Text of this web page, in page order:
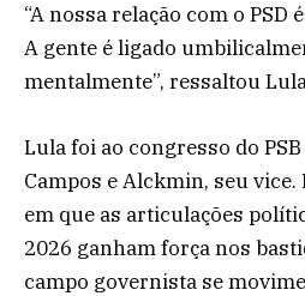
“A nossa relação com o PSD
A gente é ligado
mentalmente”, ressaltou
Lula foi ao congresso do
Campos e Alckmin, seu
em que as articulações
2026 ganham força nos
campo governista se